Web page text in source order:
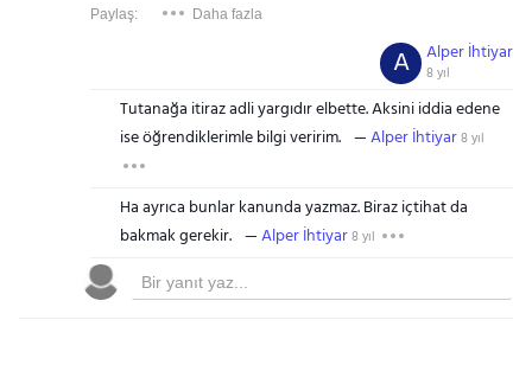
Paylaş: Daha fazla
Alper İhtiyar
8 yıl
A
Tutanağa itiraz adli yargıdır elbette. Aksini iddia edene
ise öğrendiklerimle bilgi veririm.
Alper İhtiyar8 yıl
Ha ayrıca bunlar kanunda yazmaz. Biraz içtihat da
bakmak gerekir.
Alper İhtiyar8 yıl